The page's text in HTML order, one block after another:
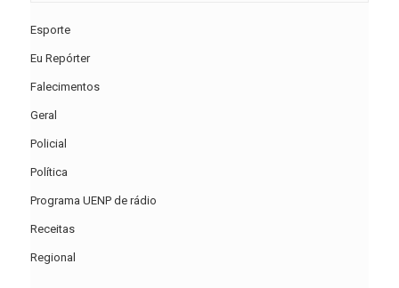
Esporte
Eu Repórter
Falecimentos
Geral
Policial
Política
Programa UENP de rádio
Receitas
Regional